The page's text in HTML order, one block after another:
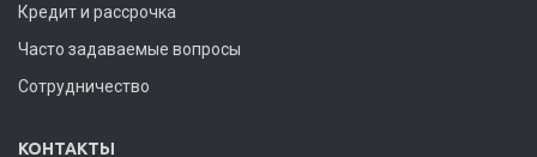
Кредит и рассрочка
Часто задаваемые вопросы
Сотрудничество
КОНТАКТЫ